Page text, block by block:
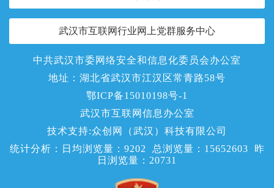
武汉市互联网行业网上党群服务中心
中共武汉市委网络安全和信息化委员会办公室
地址：湖北省武汉市江汉区常青路58号
鄂ICP备15010198号-1
武汉市互联网信息办公室
技术支持:众创网（武汉）科技有限公司
统计分析：日均浏览量： 9202 总浏览量： 15652603 昨
日浏览量： 20731